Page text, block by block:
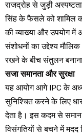
राजद्रोह से जुड़ी
सिंह के फैसले को शामिल
की व्याख्या और उपयोग में
संशोधनों का उद्देश्य
रखने के बीच संतुलन
सजा समानता और सुरक्षा
यह आयोग आगे IPC के
सुनिश्चित करने के लिए
देता है। इस कदम से समान
विसंगतियों से बचने में मदद